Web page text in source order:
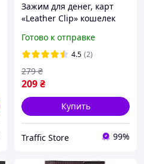
Зажим для денег, карт
«Leather Clip» кошелек
(черно-коричневый)
Готово к отправке
4.5 (2)
209₴
279 ₴
Купить
Traffic Store 99%